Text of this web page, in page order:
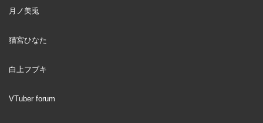
月ノ美兎
猫宮ひなた
白上フブキ
VTuber forum